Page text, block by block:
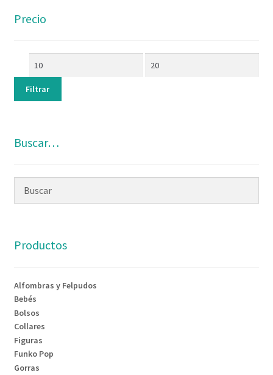
Precio
Filtrar
Buscar…
Productos
Alfombras y Felpudos
Bebés
Bolsos
Collares
Figuras
Funko Pop
Gorras